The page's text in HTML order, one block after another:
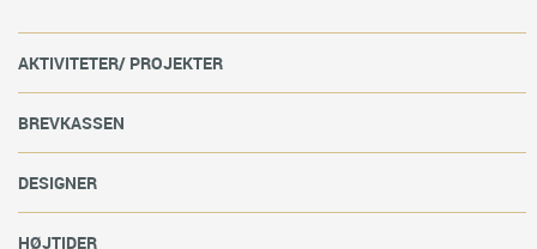
AKTIVITETER/ PROJEKTER
BREVKASSEN
DESIGNER
HØJTIDER